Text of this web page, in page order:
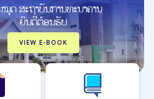
ດ ສະຖາບັນການທະນາຄານ
ຍິນດີຕ້ອນຮັບ
VIEW E-BOOK